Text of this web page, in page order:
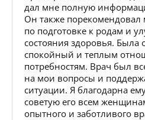
дал мне полную
Он также
по подготовке к родам и
состояния здоровья. Была
спокойный и теплым
потребностям. Врач был
на мои вопросы и
ситуации. Я благодарна
советую его всем
опытного и заботливого